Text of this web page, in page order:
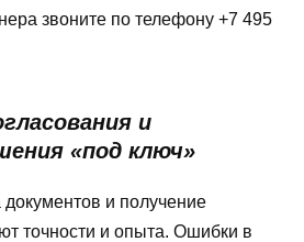
звоните по телефону +7 495
и
«под ключ»
и получение
точности и опыта. Ошибки в